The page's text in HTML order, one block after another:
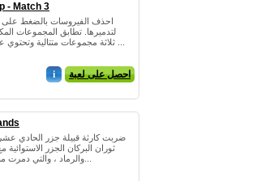
- Match 3
احذف الفيروسات بالضغط على
لتدميرها. تطابق المجموعات
i احصل على لعبة
ضربت كارثة قبيلة جزر الحادي
ثوران البركان الجزر الاستوائية